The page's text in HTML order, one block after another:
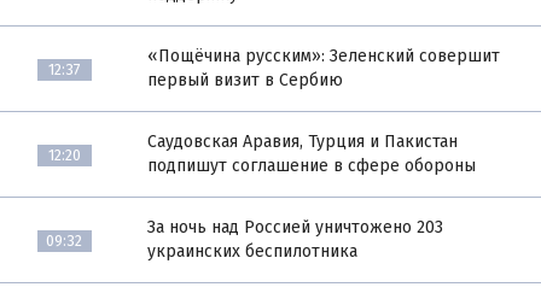
12:37
«Пощёчина русским»: Зеленский совершит
первый визит в Сербию
12:20
Саудовская Аравия, Турция и Пакистан
подпишут соглашение в сфере обороны
09:32
За ночь над Россией уничтожено 203
украинских беспилотника